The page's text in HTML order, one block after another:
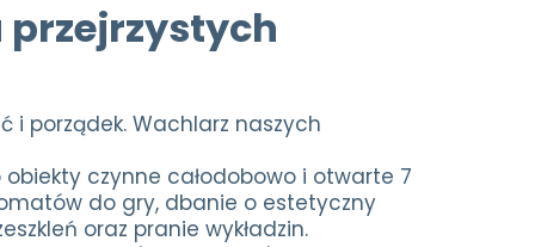
przejrzystych
i porządek. Wachlarz naszych
czynne całodobowo i otwarte 7
do gry, dbanie o estetyczny
oraz pranie wykładzin.